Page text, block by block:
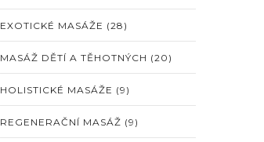
EXOTICKÉ MASÁŽE (28)
MASÁŽ DĚTÍ A TĚHOTNÝCH (20)
HOLISTICKÉ MASÁŽE (9)
REGENERAČNÍ MASÁŽ (9)